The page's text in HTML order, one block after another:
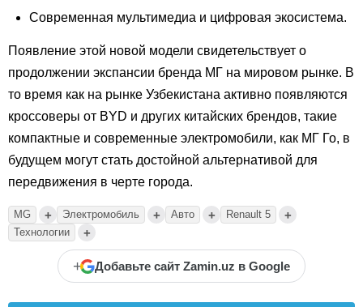
Современная мультимедиа и цифровая экосистема.
Появление этой новой модели свидетельствует о
продолжении экспансии бренда МГ на мировом рынке. В
то время как на рынке Узбекистана активно появляются
кроссоверы от BYD и других китайских брендов, такие
компактные и современные электромобили, как МГ Го, в
будущем могут стать достойной альтернативой для
передвижения в черте города.
MG + Электромобиль + Авто + Renault 5 +
Технологии +
+ Добавьте сайт Zamin.uz в Google